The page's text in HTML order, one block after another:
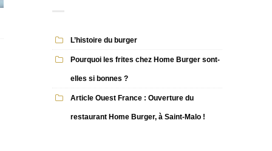
L’histoire du burger
Pourquoi les frites chez Home Burger sont-
elles si bonnes ?
Article Ouest France : Ouverture du
restaurant Home Burger, à Saint-Malo !